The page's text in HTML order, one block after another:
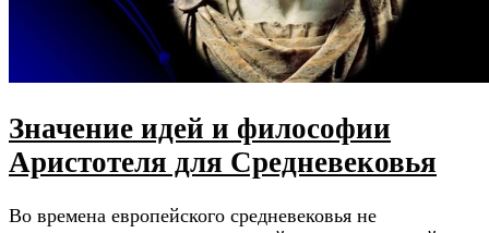
Значение идей и философии
Аристотеля для Средневековья
Во времена европейского средневековья не